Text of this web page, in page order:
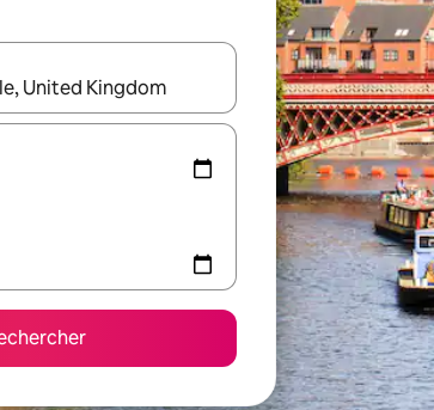
utilisez les flèches vers le haut et vers le bas